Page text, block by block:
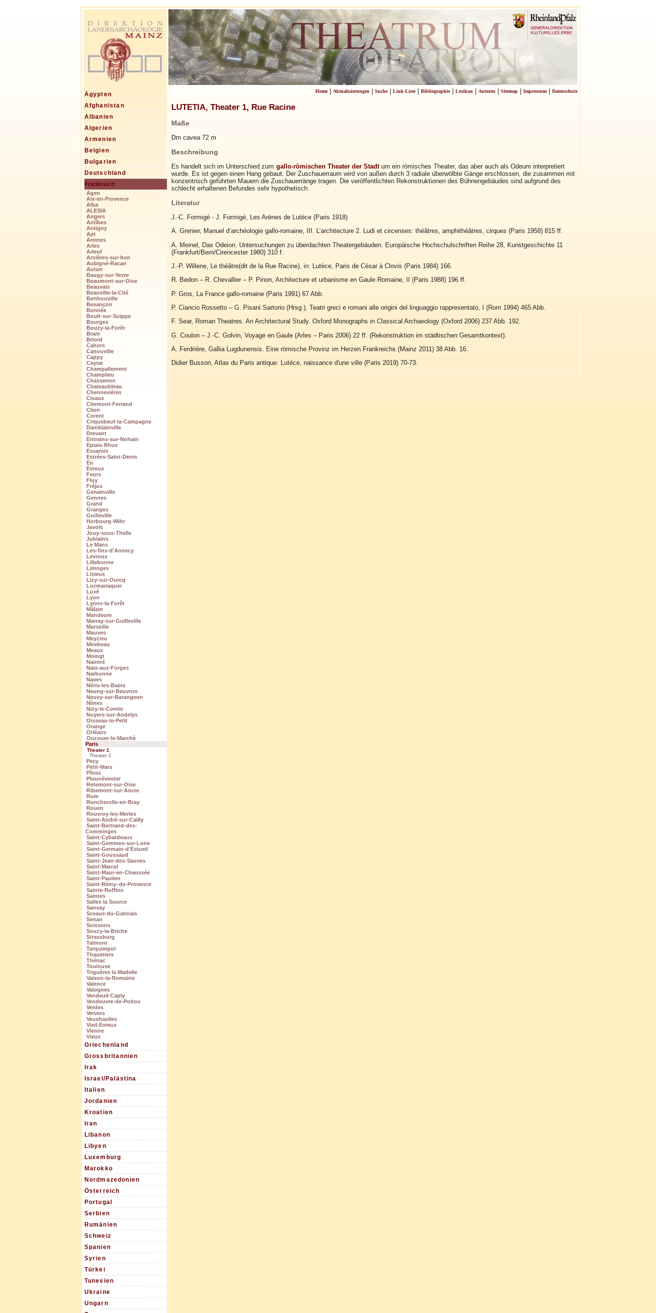
Ägypten
Afghanistan
Albanien
Algerien
Armenien
Belgien
Bulgarien
Deutschland
Frankreich
Agen
Aix-en-Provence
Alba
ALESIA
Angers
Antîbes
Antigny
Apt
Areines
Arles
Arleuf
Arnières-sur-Iton
Aubigné-Racan
Autun
Baugy-sur-Yevre
Beaumont-sur-Oise
Beauvais
Beauville-la-Cité
Berthouville
Besançon
Bonnée
Boult-sur-Suippe
Bourges
Bouzy-la-Forêt
Bram
Briord
Cahors
Canouville
Cappy
Ceyrat
Champallement
Champlieu
Chassenon
Chateaubleau
Chennevières
Civaux
Clermont-Ferrand
Clion
Corent
Criquebeuf-la-Campagne
Damblainville
Drevant
Entrains-sur-Nohain
Epiais-Rhus
Essarois
Estrées-Saint-Denis
Eu
Evreux
Feurs
Fluy
Fréjus
Genainville
Gennes
Grand
Granges
Guilleville
Horbourg-Wihr
Javols
Jouy-sous-Thelle
Jublains
Le Mans
Les-fins-d'Annecy
Levroux
Lillebonne
Limoges
Lisieux
Lizy-sur-Ourcq
Locmariaquer
Luxé
Lyon
Lyons-la-Forêt
Mâlain
Mandeure
Marray-sur-Guilleville
Marseille
Mauves
Meyzieu
Mirebeau
Meaux
Moingt
Naintré
Naix-aux-Forges
Narbonne
Naves
Néris-les-Bains
Neung-sur-Beuvron
Neuvy-sur-Barangeon
Nîmes
Nizy-le-Comte
Noyers-sur-Andelys
Oisseau-le-Petit
Orange
Orléans
Ouzouer-le-Marchè
Paris
Theater 1
Theater 2
Pecy
Petit-Mars
Pîtres
Plounèventer
Retemont-sur-Oise
Ribemont-sur-Ancre
Rom
Roncherolle-en-Bray
Rouen
Rouvroy-les-Merles
Saint-André-sur-Cailly
Saint-Bertrand-des-
Comminges
Saint-Cybardeaux
Saint-Gemmes-sur-Loire
Saint-Germain-d'Estueil
Saint-Goussaud
Saint-Jean-des-Sauves
Saint-Marcel
Saint-Maur-en-Chaussée
Saint-Paulien
Saint-Rémy–de-Provence
Sainte-Ruffine
Saintes
Salles la Source
Sanxay
Sceaux-du-Gatinais
Senan
Soissons
Souzy-la-Briche
Strassburg
Talmont
Tarquimpol
Thaumiers
Thénac
Toulouse
Triguères la Madelle
Vaison-la-Romaine
Valence
Valognes
Vendeuil-Caply
Vendeuvre-de-Poitou
Verdes
Vervins
Veuxhaulles
Vieil-Evreux
Vienne
Vieux
Griechenland
Grossbritannien
Irak
Israel/Palästina
Italien
Jordanien
Kroatien
Iran
Libanon
Libyen
Luxemburg
Marokko
Nordmazedonien
Österreich
Portugal
Serbien
Rumänien
Schweiz
Spanien
Syrien
Türkei
Tunesien
Ukraine
Ungarn
Home| Aktualisierungen| Suche| Link-Liste| Bibliographie| Lexikon| Autoren| Sitemap| Impressum| Datenschutz
LUTETIA, Theater 1, Rue Racine
Maße
Dm cavea 72 m
Beschreibung
Es handelt sich im Unterschied zum gallo-römischen Theater der Stadtum ein römisches Theater, das aber auch als Odeum interpretiert
wurde. Es ist gegen einen Hang gebaut. Der Zuschauerraum wird von außen durch 3 radiale überwölbte Gänge erschlossen, die zusammen mit
konzentrisch geführten Mauern die Zuschauerränge tragen. Die veröffentlichten Rekonstruktionen des Bühnengebäudes sind aufgrund des
schlecht erhaltenen Befundes sehr hypothetisch.
Literatur
J.-C. Formigé - J. Formigé, Les Arènes de Lutèce (Paris 1918)
A. Grenier, Manuel d’archéologie gallo-romaine, III. L’architecture 2. Ludi et circenses: théâtres, amphithéâtres, cirques (Paris 1958) 815 ff.
A. Meinel, Das Odeion. Untersuchungen zu überdachten Theatergebäuden. Europäische Hochschulschriften Reihe 28, Kunstgeschichte 11
(Frankfurt/Bern/Cirencester 1980) 310 f.
J.-P. Willene, Le théâtre(dit de la Rue Racine), in: Lutèce, Paris de César à Clovis (Paris 1984) 166.
R. Bedon – R. Chevallier – P. Pinon, Architecture et urbanisme en Gaule Romaine, II (Paris 1988) 196 ff.
P. Gros, La France gallo-romaine (Paris 1991) 67 Abb.
P. Ciancio Rossetto – G. Pisani Sartorio (Hrsg.), Teatri greci e romani alle origini del linguaggio rappresentato, I (Rom 1994) 465 Abb.
F. Sear, Roman Theatres. An Architectural Study. Oxford Monographs in Classical Archaeology (Oxford 2006) 237 Abb. 192.
G. Coulon – J.-C. Golvin, Voyage en Gaule (Arles – Paris 2006) 22 ff. (Rekonstruktion im städtischen Gesamtkontext).
A. Ferdrière, Gallia Lugdunensis. Eine römische Provinz im Herzen Frankreichs (Mainz 2011) 38 Abb. 16.
Didier Busson, Atlas du Paris antique: Lutéce, naissance d'une ville (Paris 2019) 70-73.